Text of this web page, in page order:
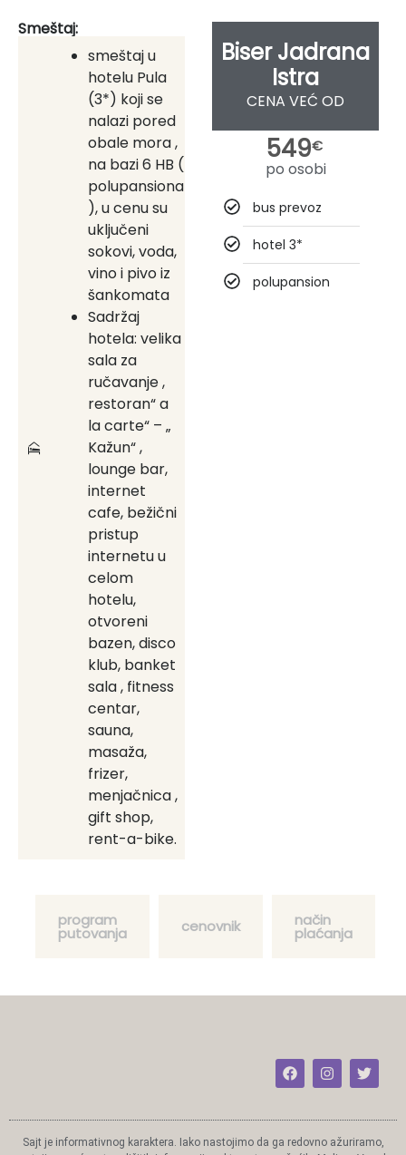
Smeštaj:
smeštaj u
hotelu Pula
(3*) koji se
nalazi pored
obale mora ,
na bazi 6 HB (
polupansiona
), u cenu su
uključeni
sokovi, voda,
vino i pivo iz
šankomata
Sadržaj
hotela: velika
sala za
ručavanje ,
restoran“ a
la carte“ – „
Kažun“ ,
lounge bar,
internet
cafe, bežični
pristup
internetu u
celom
hotelu,
otvoreni
bazen, disco
klub, banket
sala , fitness
centar,
sauna,
masaža,
frizer,
menjačnica ,
gift shop,
rent-a-bike.
Biser Jadrana
Istra
CENA VEĆ OD
549€
po osobi
bus prevoz
hotel 3*
polupansion
program
putovanja cenovnik način
plaćanja
Sajt je informativnog karaktera. Iako nastojimo da ga redovno ažuriramo,